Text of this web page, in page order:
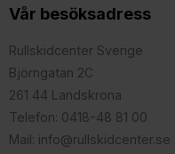
Vår besöksadress
Rullskidcenter Sverige
Björngatan 2C
261 44 Landskrona
Telefon: 0418-48 81 00
Mail: info@rullskidcenter.se